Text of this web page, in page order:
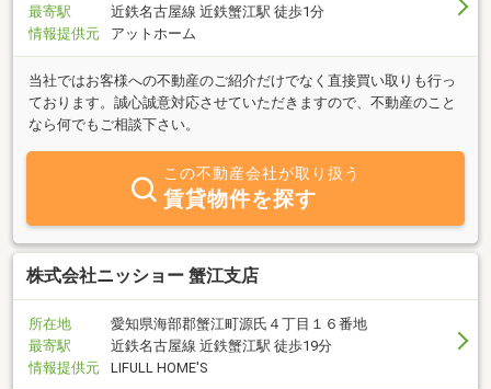
最寄駅
近鉄名古屋線 近鉄蟹江駅 徒歩1分
情報提供元
アットホーム
当社ではお客様への不動産のご紹介だけでなく直接買い取りも行っ
ております。誠心誠意対応させていただきますので、不動産のこと
なら何でもご相談下さい。
この不動産会社が取り扱う
賃貸物件を探す
株式会社ニッショー 蟹江支店
所在地
愛知県海部郡蟹江町源氏４丁目１６番地
最寄駅
近鉄名古屋線 近鉄蟹江駅 徒歩19分
情報提供元
LIFULL HOME'S